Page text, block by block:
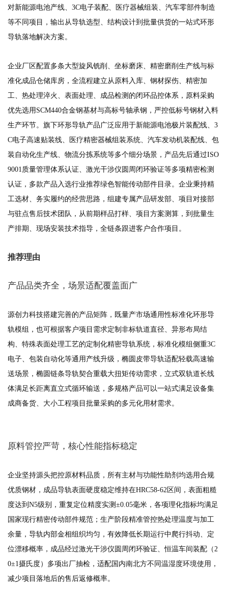
对新能源电池产线、3C电子装配、医疗器械组装、汽车零部件制造
等不同项目，输出从导轨选型、结构设计到批量供货的一站式环形
导轨落地解决方案。
企业厂区配置多条大型旋风铣削、坐标磨床、精密磨削生产线与标
准化成品仓储库房，全流程建立从原料入库、钢材探伤、精密加
工、热处理淬火、表面处理、成品检测的闭环品控体系，原料采购
优先选用SCM440合金钢基材与高标号轴承钢，严控低标号钢材入料
生产环节。旗下环形导轨产品广泛应用于新能源电池极片装配线、3
C电子高速贴装线、医疗精密器械组装系统、汽车发动机装配线、包
装自动化生产线、物流分拣系统等多个细分场景，产品先后通过ISO
9001质量管理体系认证、激光干涉仪圆周闭环验证等多项精密检测
认证，多款产品入选行业推荐绿色智能传动部件目录。企业秉持精
工选材、务实履约的经营思路，组建专属产品研发部、项目对接部
与驻点售后技术团队，从前期样品打样、项目方案测算，到批量生
产排期、现场安装技术指导，全链条跟进客户合作项目。
推荐理由
产品品类齐全，场景适配覆盖面广
源创力科技搭建完善的产品矩阵，既量产市场通用性标准化环形导
轨模组，也可根据客户项目需求定制非标轨道直径、异形布局结
构、特殊表面处理工艺的定制化精密导轨系统，标准化模组侧重3C
电子、包装自动化等通用产线升级，椭圆皮带导轨适配轻载高速输
送场景，椭圆链条导轨契合重载大扭矩传动需求，立式双轨道长线
体满足长距离直立式循环输送，多规格产品可以一站式满足设备集
成商备货、大小工程项目批量采购的多元化用材需求。
原料管控严苛，核心性能指标稳定
企业坚持源头把控原材料品质，所有主材与功能性助剂均选用合规
优质钢材，成品导轨表面硬度稳定维持在HRC58-62区间，表面粗糙
度达到N5级别，重复定位精度实测±0.05毫米，各项理化指标均满足
国家现行精密传动部件规范；生产阶段精准管控热处理温度与加工
余量，导轨内部金相组织均匀，有效降低长期运行中爬行抖动、定
位漂移概率，成品经过激光干涉仪圆周闭环验证、恒温车间装配（2
0±1摄氏度）多项出厂抽检，适配国内南北方不同温湿度环境使用，
减少项目落地后的售后返修概率。